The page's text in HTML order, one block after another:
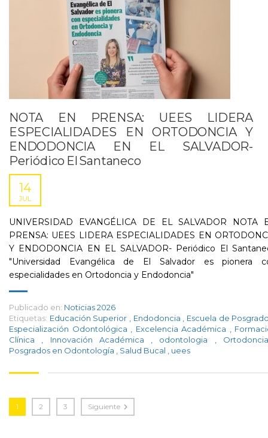
NOTA EN PRENSA: UEES LIDERA
ESPECIALIDADES EN ORTODONCIA Y
ENDODONCIA EN EL SALVADOR-
Periódico El Santaneco
14
JUL
UNIVERSIDAD EVANGÉLICA DE EL SALVADOR NOTA
PRENSA: UEES LIDERA ESPECIALIDADES EN
Y ENDODONCIA EN EL SALVADOR- Periódico El
"Universidad Evangélica de El Salvador es pionera
especialidades en Ortodoncia y Endodoncia"
Publicado en: Noticias 2026
Etiquetas: Educación Superior Endodoncia
Escuela de
Especialización Odontológica
Excelencia Académica
Clínica
Innovación Académica odontologia
Posgrados en Odontología
Salud Bucal uees
1 2 3 Siguiente